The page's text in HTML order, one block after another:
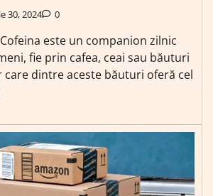
30, 2024 0
este un companion zilnic
fie prin cafea, ceai sau băuturi
care dintre aceste băuturi oferă cel